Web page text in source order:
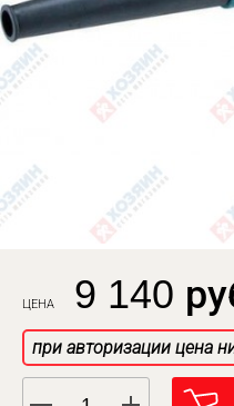
ЦЕНА 9 140
при авторизации цена